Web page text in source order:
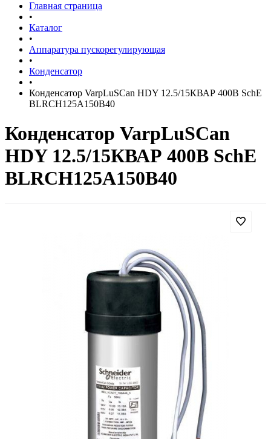
Главная страница
•
Каталог
•
Аппаратура пускорегулирующая
•
Конденсатор
•
Конденсатор VarpLuSCan HDY 12.5/15КВАР 400В SchE
BLRCH125A150B40
Конденсатор VarpLuSCan
HDY 12.5/15КВАР 400В SchE
BLRCH125A150B40